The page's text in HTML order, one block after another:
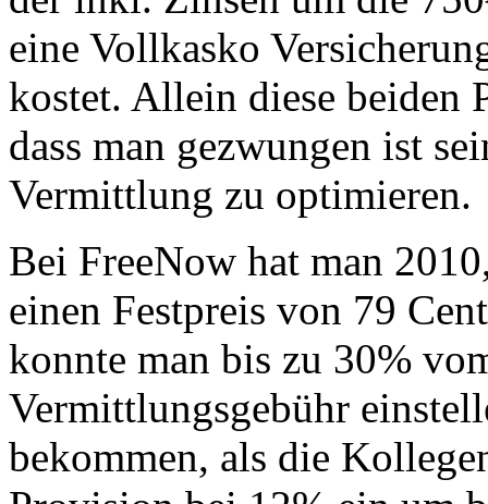
eine Vollkasko
kostet. Allein diese beiden
dass man gezwungen ist
Vermittlung zu optimieren.
Bei FreeNow hat man
einen Festpreis von 79
konnte man bis zu 30%
Vermittlungsgebühr
bekommen, als die